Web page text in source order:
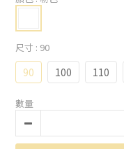
尺寸 : 90
90 100 110
數量